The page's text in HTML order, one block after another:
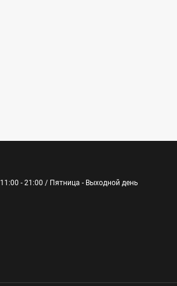
11:00 - 21:00 / Пятница - Выходной день